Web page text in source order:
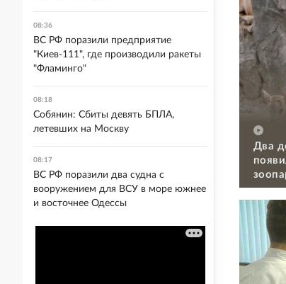
Два
08:36
ВС РФ поразили предприятие
"Киев-111", где производили ракеты
"Фламинго"
08:18
Собянин: Сбиты девять БПЛА,
летевших на Москву
08:17
ВС РФ поразили два судна с
вооружением для ВСУ в море южнее
и восточнее Одессы